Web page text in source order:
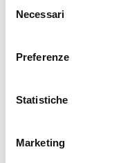
delNecessari
Preferenze
Statistiche
Marketing
garantire la